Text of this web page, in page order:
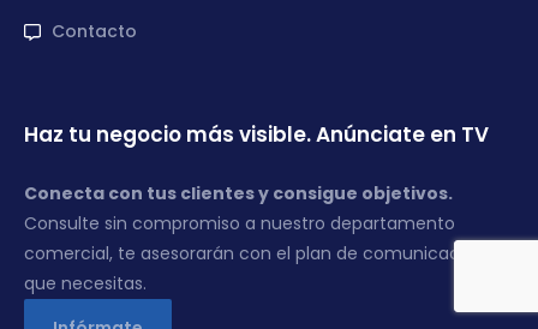
Contacto
Haz tu negocio más visible. Anúnciate en TV
Conecta con tus clientes y consigue objetivos.
Consulte sin compromiso a nuestro departamento
comercial, te asesorarán con el plan de comunicación
que necesitas.